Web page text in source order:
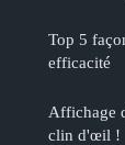
Top 5
efficacité
Affichage
clin d'œil !